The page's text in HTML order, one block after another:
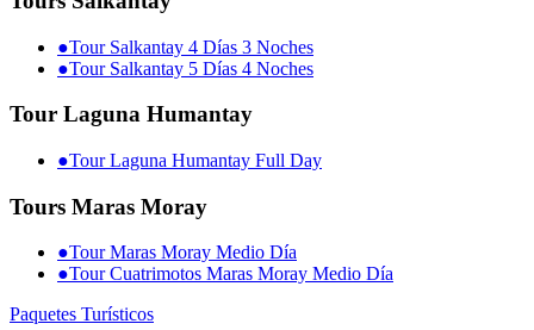
●Tour Salkantay 4 Días 3 Noches
●Tour Salkantay 5 Días 4 Noches
Tour Laguna Humantay
●Tour Laguna Humantay Full Day
Tours Maras Moray
●Tour Maras Moray Medio Día
●Tour Cuatrimotos Maras Moray Medio Día
Paquetes Turísticos